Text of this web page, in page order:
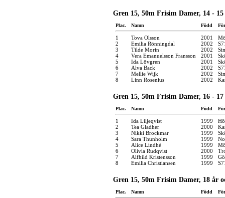
Gren 15, 50m Frisim Damer, 14 - 15
Plac. Namn Född
1 Tova Olsson 2001
2
Emilia Rönningdal 2002
3
Tilde Morin 2002
4
Vera Emanuelsson Fransson 2001
5
Ida Lövgren 2001
6
Alva Back 2002
7
Mellie Wijk 2002
8
Linn Rosenius 2002
Gren 15, 50m Frisim Damer, 16 - 17
Plac. Namn Född
1 Ida Liljeqvist 1999
2
Tea Gladher 2000
3
Nikki Brockmar 1999
4
Sara Thunholm 1999
5
Alice Lindhé 1999
6
Olivia Rudqvist 2000
7
Alfhild Kristensson 1999
8
Emilia Christiansen 1999
Gren 15, 50m Frisim Damer, 18 år
Plac. Namn Född